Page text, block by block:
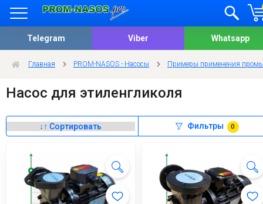
Telegram Viber Whatsapp
Главная PROM-NASOS - Насосы Примеры применения
Насос для этиленгликоля
Фильтры 0